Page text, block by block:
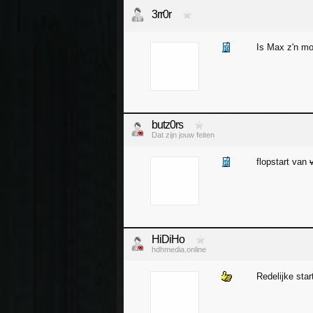
3rr0r
Is Max z'n
butz0rs
Dat zijn jouw feiten
flopstart van
HiDiHo
hdhmedia.online
Redelijke